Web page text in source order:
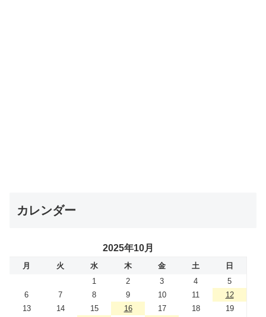
カレンダー
2025年10月
月 火 水 木 金 土
日
1
2 3 4
5
6
7 8 9 10 11
12
13
14 15 16 17 18
19